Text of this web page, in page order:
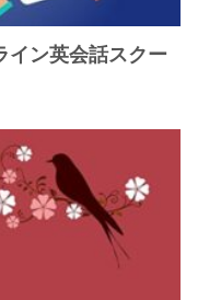
イン英会話スクー